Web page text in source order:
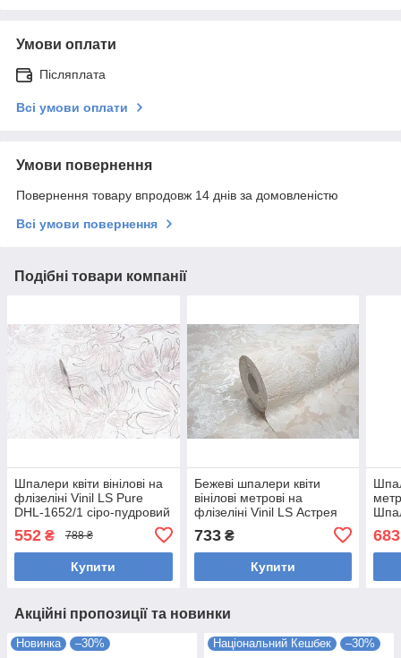
Умови оплати
Післяплата
Всі умови оплати
Умови повернення
Повернення товару впродовж 14 днів за домовленістю
Всі умови повернення
Подібні товари компанії
Шпалери квіти вінілові на
флізеліні Vinil LS Pure
DHL-1652/1 сіро-пудровий
552 ₴ 788 ₴
Купити
Бежеві шпалери квіти
вінілові метрові на
флізеліні Vinil LS Астрея
ДХС-1479/1 (1,06х10,05м)
733₴
Купити
683
Акційні пропозиції та новинки
Новинка –30% Національний Кешбек –30%